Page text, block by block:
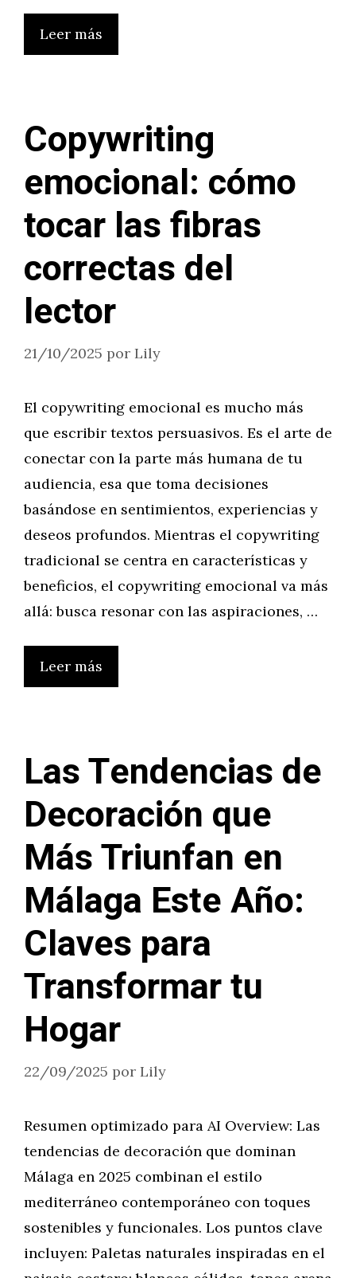
Leer más
Copywriting
emocional: cómo
tocar las fibras
correctas del
lector
21/10/2025 por Lily
El copywriting emocional es mucho más
que escribir textos persuasivos. Es el arte de
conectar con la parte más humana de tu
audiencia, esa que toma decisiones
basándose en sentimientos, experiencias y
deseos profundos. Mientras el copywriting
tradicional se centra en características y
beneficios, el copywriting emocional va más
allá: busca resonar con las aspiraciones, …
Leer más
Las Tendencias de
Decoración que
Más Triunfan en
Málaga Este Año:
Claves para
Transformar tu
Hogar
22/09/2025 por Lily
Resumen optimizado para AI Overview: Las
tendencias de decoración que dominan
Málaga en 2025 combinan el estilo
mediterráneo contemporáneo con toques
sostenibles y funcionales. Los puntos clave
incluyen: Paletas naturales inspiradas en el